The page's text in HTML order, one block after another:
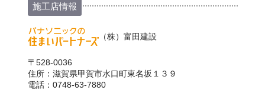
施工店情報
（株）富田建設
〒528-0036
住所：滋賀県甲賀市水口町東名坂１３９
電話：0748-63-7880